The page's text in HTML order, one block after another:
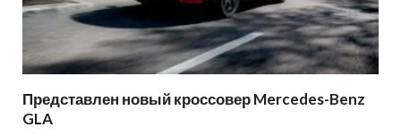
Представлен новый кроссовер Mercedes-Benz
GLA